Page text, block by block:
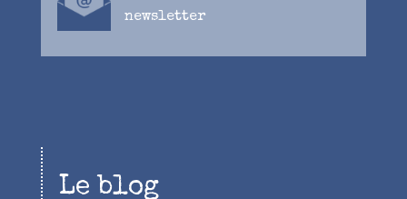
newsletter
Le blog